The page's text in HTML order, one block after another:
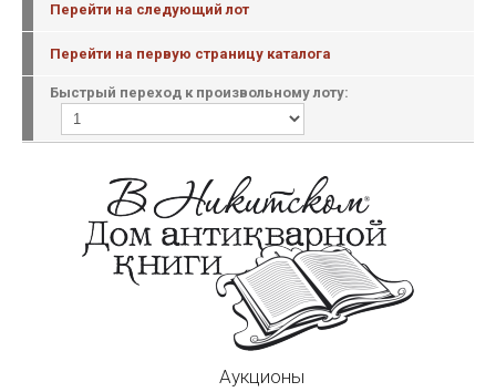
Перейти на следующий лот
Перейти на первую страницу каталога
Быстрый переход к произвольному лоту:
Аукционы